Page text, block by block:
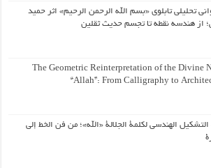
تحلیلی تابلوی «بسم الله الرحمن الرحیم» اثر حمید
از هندسه نقطه تا تجسم حدیث ثقلین
The Geometric Reinterpretation of the Divine
“Allah”: From Calligraphy to
التشكيل الهندسي لكلمة الجلالة «الله»؛ من فن الخط إلى